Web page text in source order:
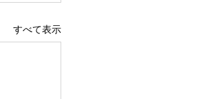
すべて表示